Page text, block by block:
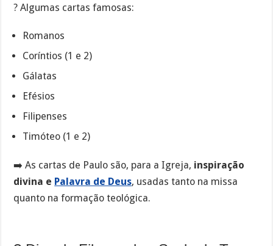
? Algumas cartas famosas:
Romanos
Coríntios (1 e 2)
Gálatas
Efésios
Filipenses
Timóteo (1 e 2)
➡️ As cartas de Paulo são, para a Igreja, inspiração
divina e Palavra de Deus, usadas tanto na missa
quanto na formação teológica.